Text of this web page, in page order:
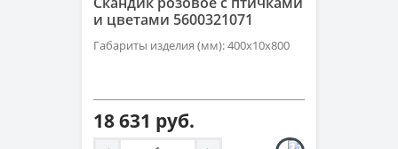
и цветами 5600321071
Габариты изделия (мм): 400х10х800
18 631 руб.